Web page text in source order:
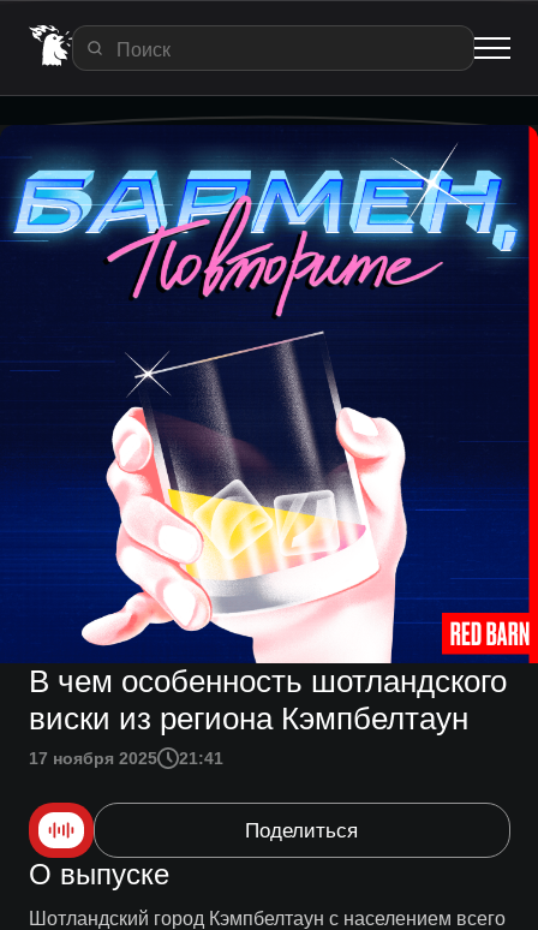
В чем особенность шотландского
виски из региона Кэмпбелтаун
17 ноября 2025 21:41
Поделиться
О выпуске
Шотландский город Кэмпбелтаун с населением всего